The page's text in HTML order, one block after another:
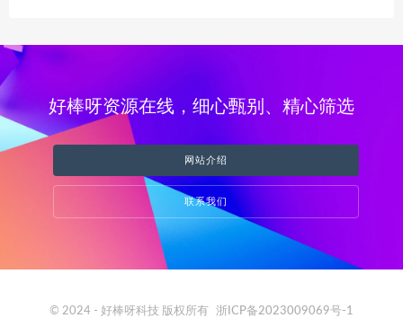
好棒呀资源在线，细心甄别、精心筛选
网站介绍
联系我们
© 2024 - 好棒呀科技 版权所有 浙ICP备2023009069号-1